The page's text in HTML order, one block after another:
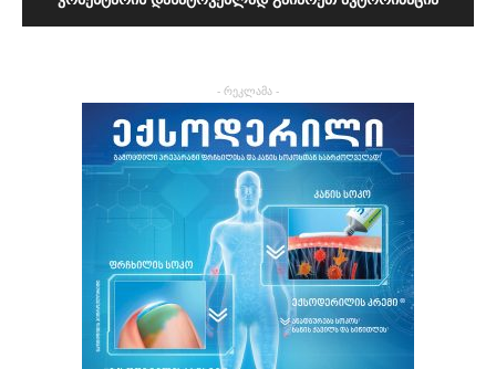
- რეკლამა -